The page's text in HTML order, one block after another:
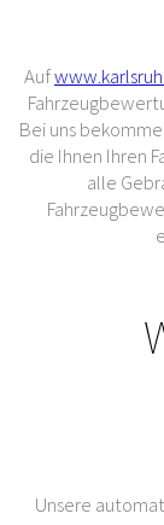
Auf
Bei uns
die Ihnen Ihren
alle
Unsere